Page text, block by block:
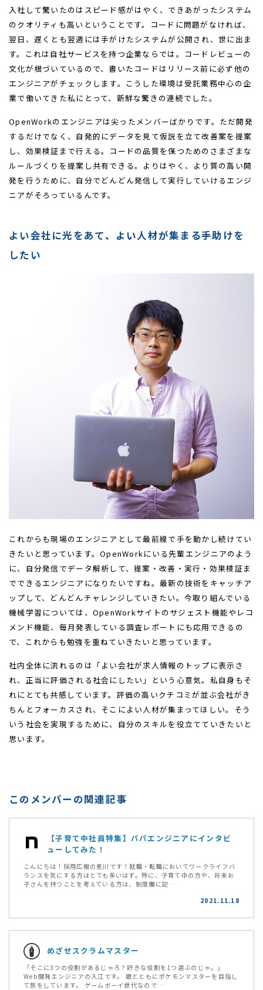
入社して驚いたのはスピード感がはやく、できあがったシステム
のクオリティも高いということです。コードに問題がなければ、
翌日、遅くとも翌週には手がけたシステムが公開され、世に出ま
す。これは自社サービスを持つ企業ならでは。コードレビューの
文化が根づいているので、書いたコードはリリース前に必ず他の
エンジニアがチェックします。こうした環境は受託業務中心の企
業で働いてきた私にとって、新鮮な驚きの連続でした。
OpenWorkのエンジニアは尖ったメンバーばかりです。ただ開発
するだけでなく、自発的にデータを見て仮説を立て改善案を提案
し、効果検証まで行える。コードの品質を保つためのさまざまな
ルールづくりを提案し共有できる。よりはやく、より質の高い開
発を行うために、自分でどんどん発信して実行していけるエンジ
ニアがそろっているんです。
よい会社に光をあて、よい人材が集まる手助けを
したい
これからも現場のエンジニアとして最前線で手を動かし続けてい
きたいと思っています。OpenWorkにいる先輩エンジニアのよう
に、自分発信でデータ解析して、提案・改善・実行・効果検証ま
でできるエンジニアになりたいですね。最新の技術をキャッチア
ップして、どんどんチャレンジしていきたい。今取り組んでいる
機械学習については、OpenWorkサイトのサジェスト機能やレコ
メンド機能、毎月発表している調査レポートにも応用できるの
で、これからも勉強を重ねていきたいと思っています。
社内全体に流れるのは「よい会社が求人情報のトップに表示さ
れ、正当に評価される社会にしたい」という心意気。私自身もそ
れにとても共感しています。評価の高いクチコミが並ぶ会社がき
ちんとフォーカスされ、そこによい人材が集まってほしい。そう
いう社会を実現するために、自分のスキルを役立てていきたいと
思います。
このメンバーの関連記事
【子育て中社員特集】パパエンジニアにインタビ
ューしてみた！
こんにちは！採用広報の恵川です！就職・転職においてワークライフバ
ランスを気にする方はとても多いはず。特に、子育て中の方や、将来お
子さんを持つことを考えている方は、制度欄に記…
2021.11.18
めざせスクラムマスター
「そこに3つの役割があるじゃろ？好きな役割を1つ選ぶのじゃ。」
Web開発エンジニアの入江です。 娘とともにポケモンマスターを目指し
て旅をしています。 ゲームボーイ世代なので…